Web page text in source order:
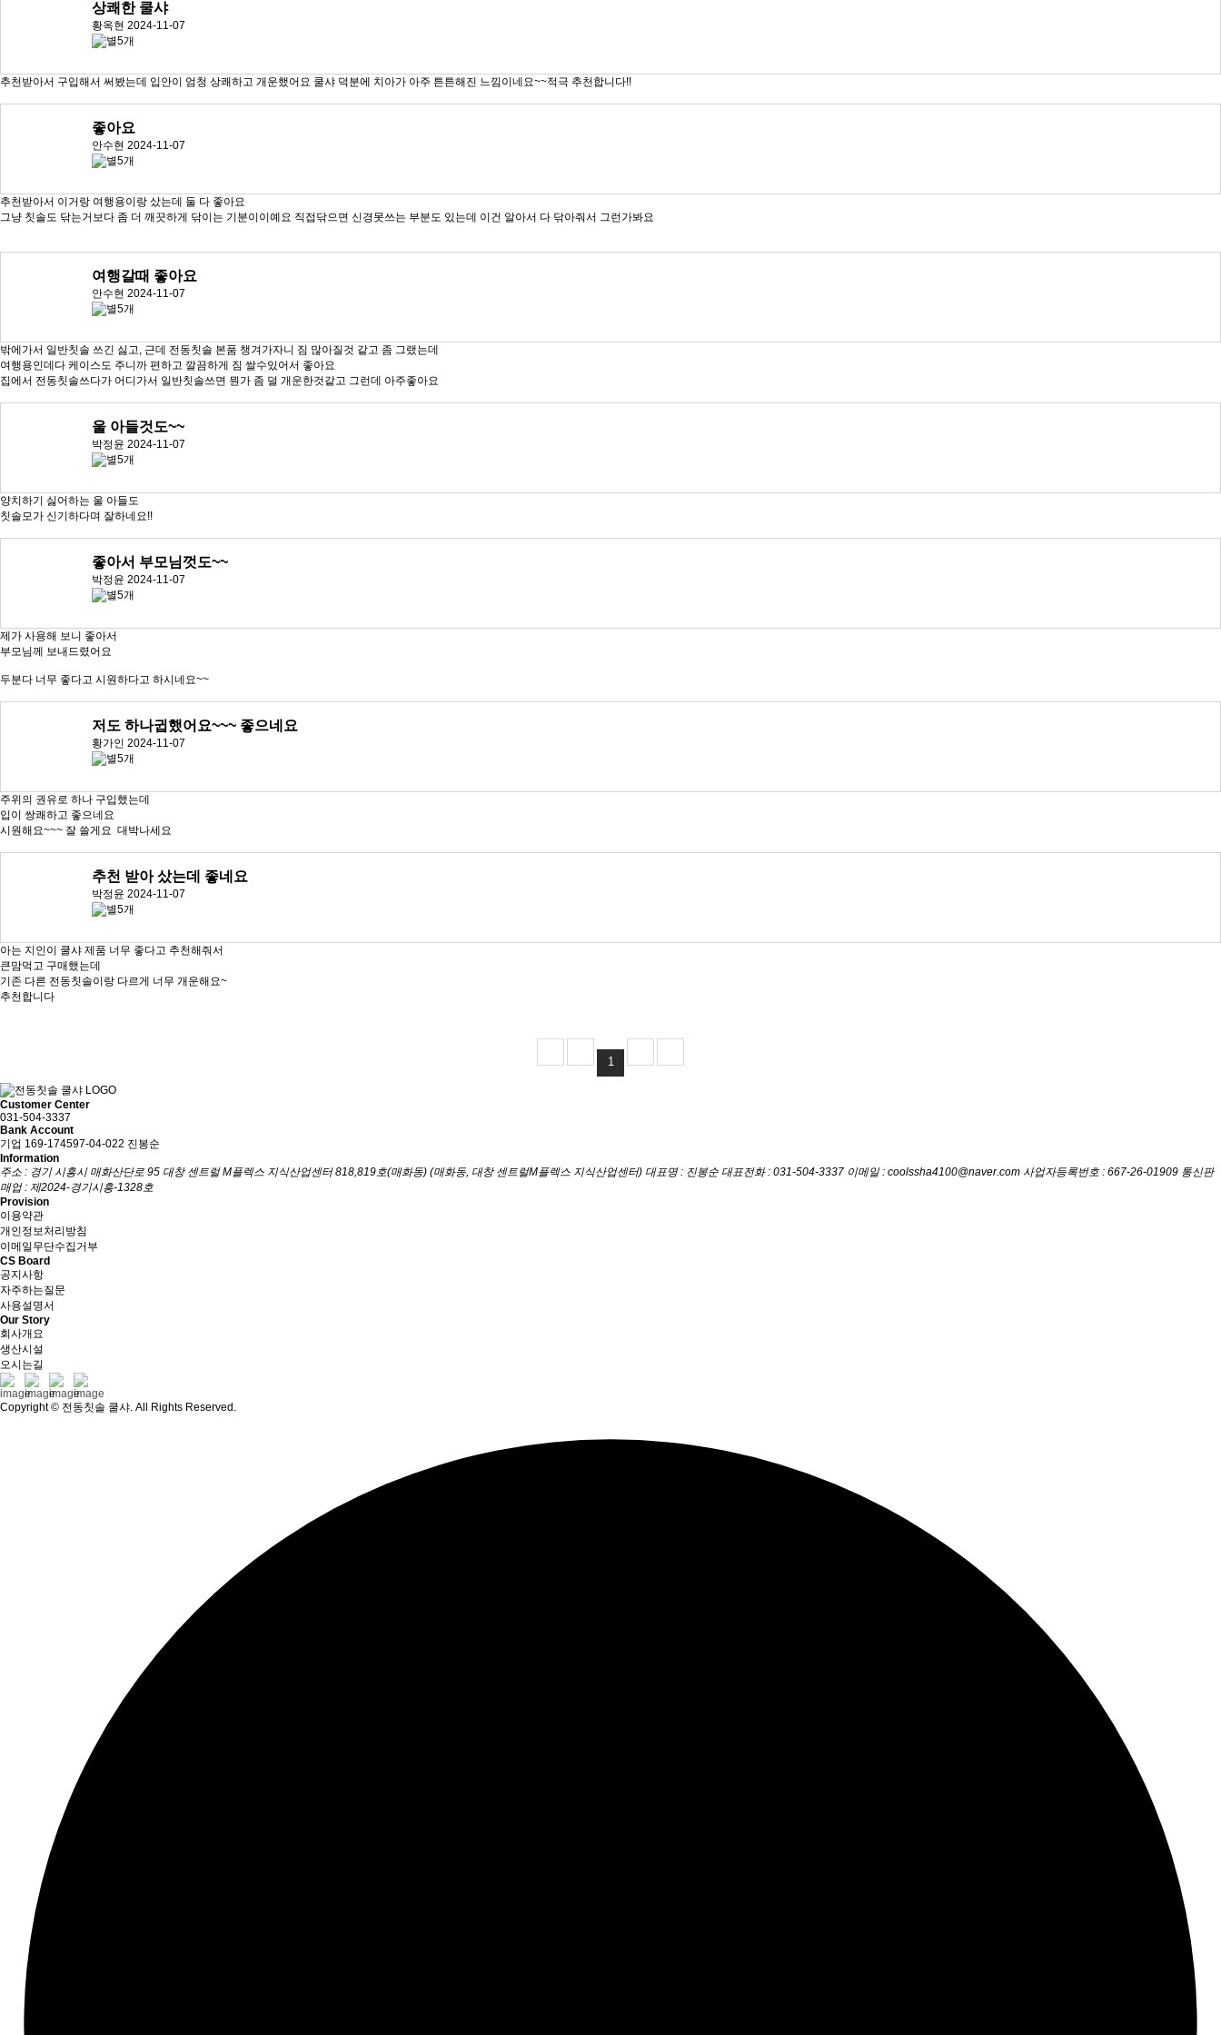
상쾌한 쿨샤
황옥현 2024-11-07
추천받아서 구입해서 써봤는데 입안이 엄청 상쾌하고 개운했어요 쿨샤 덕분에 치아가 아주 튼튼해진 느낌이네요~~적극 추천합니다!!
좋아요
안수현 2024-11-07
추천받아서 이거랑 여행용이랑 샀는데 둘 다 좋아요
그냥 칫솔도 닦는거보다 좀 더 깨끗하게 닦이는 기분이이예요 직접닦으면 신경못쓰는 부분도 있는데 이건 알아서 다 닦아줘서 그런가봐요
여행갈때 좋아요
안수현 2024-11-07
밖에가서 일반칫솔 쓰긴 싫고, 근데 전동칫솔 본품 챙겨가자니 짐 많아질것 같고 좀 그랬는데
여행용인데다 케이스도 주니까 편하고 깔끔하게 짐 쌀수있어서 좋아요
집에서 전동칫솔쓰다가 어디가서 일반칫솔쓰면 뭔가 좀 덜 개운한것같고 그런데 아주좋아요
울 아들것도~~
박정윤 2024-11-07
양치하기 싫어하는 울 아들도
칫솔모가 신기하다며 잘하네요!!
좋아서 부모님껏도~~
박정윤 2024-11-07
제가 사용해 보니 좋아서
부모님께 보내드렸어요
두분다 너무 좋다고 시원하다고 하시네요~~
저도 하나귑했어요~~~ 좋으네요
황가인 2024-11-07
주위의 권유로 하나 구입했는데
입이 쌍쾌하고 좋으네요
시원해요~~~ 잘 쓸게요 대박나세요
추천 받아 샀는데 좋네요
박정윤 2024-11-07
아는 지인이 쿨샤 제품 너무 좋다고 추천해줘서
큰맘먹고 구매했는데
기존 다른 전동칫솔이랑 다르게 너무 개운해요~
추천합니다
1
Customer Center
031-504-3337
Bank Account
기업 169-174597-04-022 진봉순
Information
주소 : 경기 시흥시 매화산단로 95 대창 센트럴 M플렉스 지식산업센터 818,819호(매화동) (매화동, 대창 센트럴M플렉스 지식산업센터) 대표명 : 진봉순 대표전화 : 031-504-3337 이메일 : coolssha4100@naver.com 사업자등록번호 : 667-26-01909 통신판
매업 : 제2024-경기시흥-1328호
Provision
이용약관
개인정보처리방침
이메일무단수집거부
CS Board
공지사항
자주하는질문
사용설명서
Our Story
회사개요
생산시설
오시는길
Copyright © 전동칫솔 쿨샤. All Rights Reserved.